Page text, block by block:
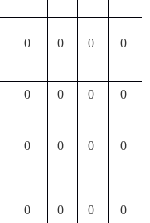
0 0 0 0
0 0 0 0
0 0 0 0
0 0 0 0